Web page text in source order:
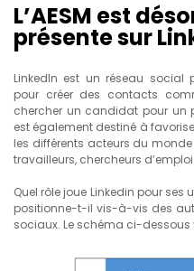
L’AESM est
présente sur
LinkedIn est un réseau social
pour créer des contacts
chercher un candidat pour un
est également destiné à
les différents acteurs du
travailleurs, chercheurs
Quel rôle joue Linkedin pour
positionne-t-il vis-à-vis des
sociaux. Le schéma ci-